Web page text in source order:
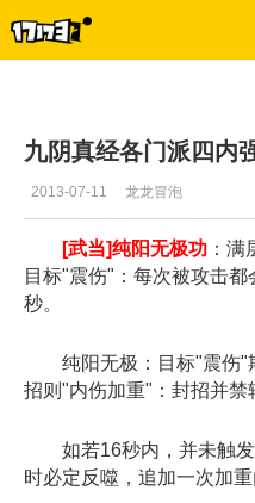
九阴真经各门派四内
2013-07-11 龙龙冒泡
[武当]纯阳无极功 ：
目标"震伤"：每次被攻击
秒。
纯阳无极：目标"震伤"
招则"内伤加重"：封招并禁
如若16秒内，并未触发"
时必定反噬，追加一次加重